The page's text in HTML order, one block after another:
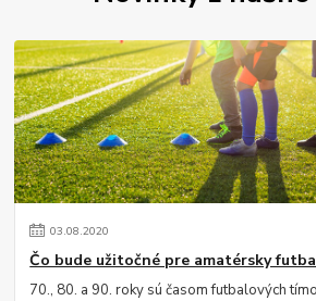
03.08.2020
Čo bude užitočné pre amatérsky
70., 80. a 90. roky sú časom futbalových